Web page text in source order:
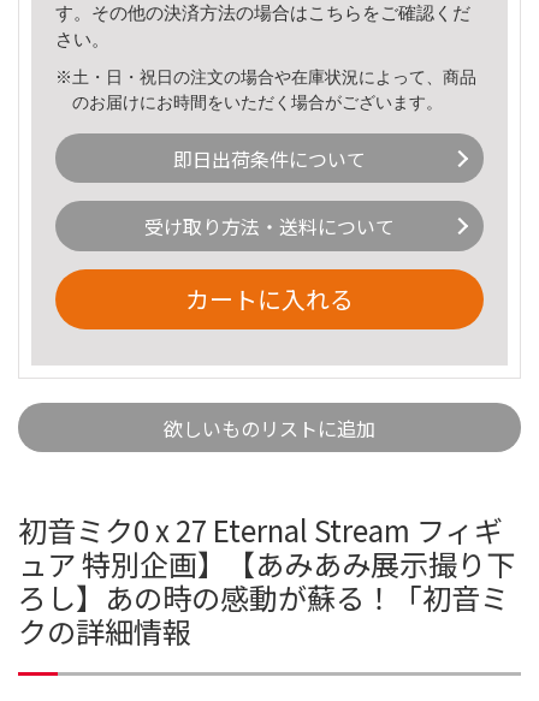
す。その他の決済方法の場合はこちら をご確認くだ
さい。
※土・日・祝日の注文の場合や在庫状況によって、商品
のお届けにお時間をいただく場合がございます。
即日出荷条件について
受け取り方法・送料について
カートに入れる
欲しいものリストに追加
初音ミク0 x 27 Eternal Stream フィギ
ュア 特別企画】【あみあみ展示撮り下
ろし】あの時の感動が蘇る！「初音ミ
クの詳細情報